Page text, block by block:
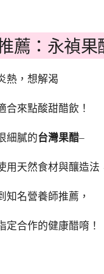
薦：永禎果
熱，想解渴
合來點酸甜醋飲！
細膩的台灣果醋–
用天然食材與釀造法
知名營養師推薦，
定合作的健康醋唷！